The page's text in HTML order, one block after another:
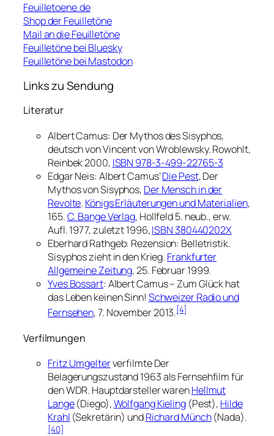
Feuilletoene.de
Shop der Feuilletöne
Mail an die Feuilletöne
Feuilletöne bei Bluesky
Feuilletöne bei Mastodon
Links zu Sendung
Literatur
Albert Camus: Der Mythos des Sisyphos,
deutsch von Vincent von Wroblewsky. Rowohlt,
Reinbek 2000, ISBN 978-3-499-22765-3
Edgar Neis: Albert Camus’Die Pest, Der
Mythos von Sisyphos, Der Mensch in der
Revolte. Königs Erläuterungen und Materialien,
165.C. Bange Verlag, Hollfeld 5. neub., erw.
Aufl. 1977, zuletzt 1996,ISBN 380440202X
Eberhard Rathgeb: Rezension: Belletristik.
Sisyphos zieht in den Krieg. Frankfurter
Allgemeine Zeitung, 25. Februar 1999.
Yves Bossart: Albert Camus – Zum Glück hat
das Leben keinen Sinn! Schweizer Radio und
Fernsehen, 7. November 2013.[4]
Verfilmungen
Fritz UmgelterverfilmteDer
Belagerungszustand1963 als Fernsehfilm für
den WDR. Hauptdarsteller warenHellmut
Lange(Diego),Wolfgang Kieling(Pest), Hilde
Krahl (Sekretärin) undRichard Münch(Nada).
[40]